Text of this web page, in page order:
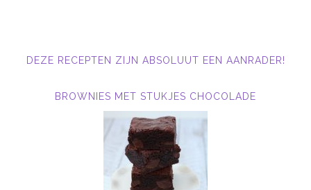
DEZE RECEPTEN ZIJN ABSOLUUT EEN AANRADER!
BROWNIES MET STUKJES CHOCOLADE